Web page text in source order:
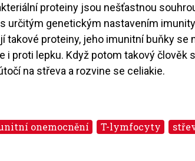
proteiny jsou nešťastnou
určitým genetickým nastavením
takové proteiny, jeho imunitní buňky se
i proti lepku. Když potom takový člověk
na střeva a rozvine se celiakie.
onemocnění T-lymfocyty